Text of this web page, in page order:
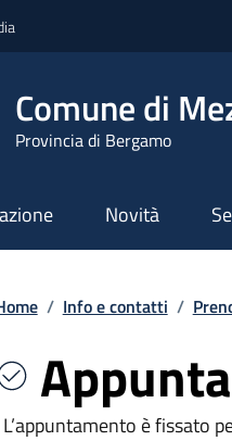
Comune di
Provincia di Bergamo
Novità
/ Info e contatti /
L’appuntamento è fissato